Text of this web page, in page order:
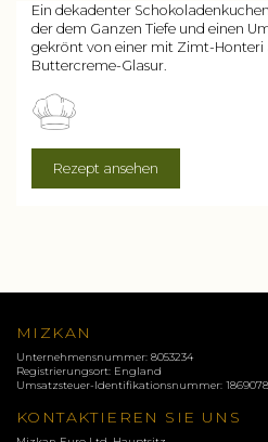
Ein dekadenter
der dem Ganzen Tiefe und einen
gekrönt von einer mit Zimt-Honteri
Buttercreme-Glasur.
Rezept ansehen
MIZKAN
Unternehmensnummer: 8053234
Registrierungsort: England
Umsatzsteuer-Identifikationsnummer:
KONTAKTIEREN SIE UNS